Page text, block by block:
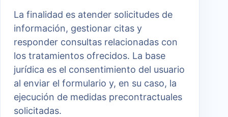
La finalidad es atender solicitudes de
información, gestionar citas y
responder consultas relacionadas con
los tratamientos ofrecidos. La base
jurídica es el consentimiento del usuario
al enviar el formulario y, en su caso, la
ejecución de medidas precontractuales
solicitadas.